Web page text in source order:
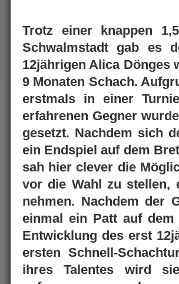
Trotz einer knappen
Schwalmstadt gab es
12jährigen Alica Dönges
9 Monaten Schach.
erstmals in einer
erfahrenen Gegner
gesetzt. Nachdem sich
ein Endspiel auf dem
sah hier clever die
vor die Wahl zu stellen,
nehmen. Nachdem der
einmal ein Patt auf
Entwicklung des erst
ersten Schnell-
ihres Talentes wird